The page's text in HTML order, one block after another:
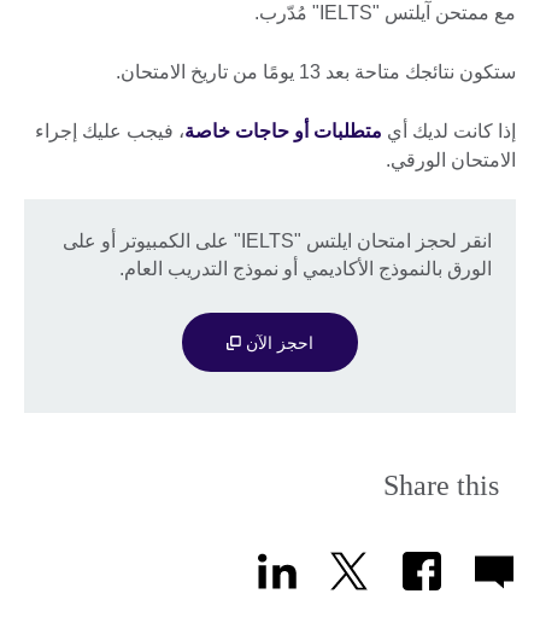
مع ممتحن آيلتس "IELTS" مُدّرب.
ستكون نتائجك متاحة بعد 13 يومًا من تاريخ الامتحان.
إذا كانت لديك أي متطلبات أو حاجات خاصة، فيجب عليك إجراء
الامتحان الورقي.
انقر لحجز امتحان ايلتس "IELTS" على الكمبيوتر أو على
الورق بالنموذج الأكاديمي أو نموذج التدريب العام.
احجز الآن
Share this